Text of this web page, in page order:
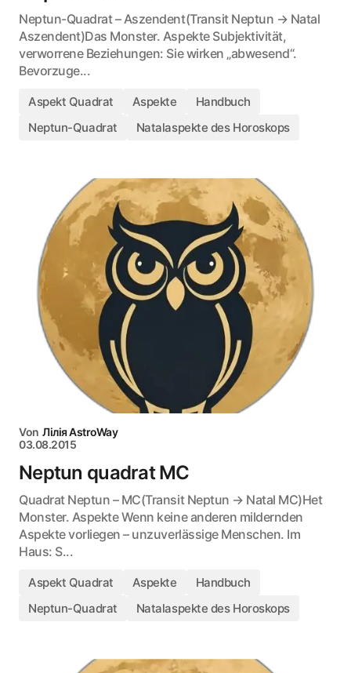
Neptun-Quadrat – Aszendent(Transit Neptun → Natal
Aszendent)Das Monster. Aspekte Subjektivität,
verworrene Beziehungen: Sie wirken „abwesend“.
Bevorzuge...
Aspekt Quadrat Aspekte
Handbuch
Neptun-Quadrat
Natalaspekte des Horoskops
Von Лілія AstroWay
03.08.2015
Neptun quadrat MC
Quadrat Neptun – MC(Transit Neptun → Natal MC)Het
Monster. Aspekte Wenn keine anderen mildernden
Aspekte vorliegen – unzuverlässige Menschen. Im
Haus: S...
Aspekt Quadrat Aspekte
Handbuch
Neptun-Quadrat
Natalaspekte des Horoskops